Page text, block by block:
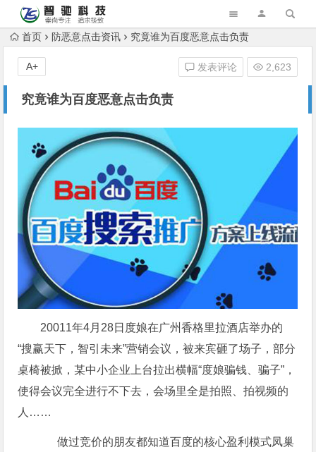
首页 防恶意点击资讯 究竟谁为百度恶意点击负责
究竟谁为百度恶意点击负责
发表评论 2,623
A+
20011年4月28日度娘在广州香格里拉酒店举办的
“搜赢天下，智引未来”营销会议，被来宾砸了场子，部分
桌椅被掀，某中小企业上台拉出横幅“度娘骗钱、骗子”，
使得会议完全进行不下去，会场里全是拍照、拍视频的
人……
做过竞价的朋友都知道百度的核心盈利模式凤巢